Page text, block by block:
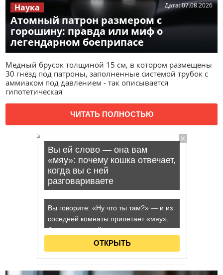
Атомный патрон размером с
горошину: правда или миф о
легендарном боеприпасе
Дата:07.08.2026
Наука
Медный брусок толщиной 15 см, в котором размещены
30 гнёзд под патроны, заполненные системой трубок с
аммиаком под давлением - так описывается
гипотетическая
ЧИТАТЬ ПОЛНОСТЬЮ